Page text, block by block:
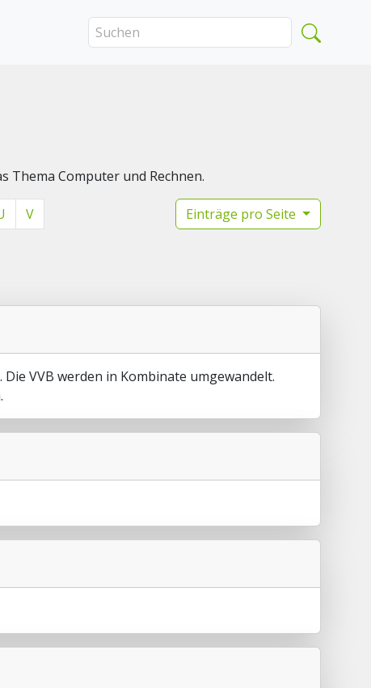
Thema Computer und Rechnen.
V
Einträge pro Seite
VVB werden in Kombinate umgewandelt.